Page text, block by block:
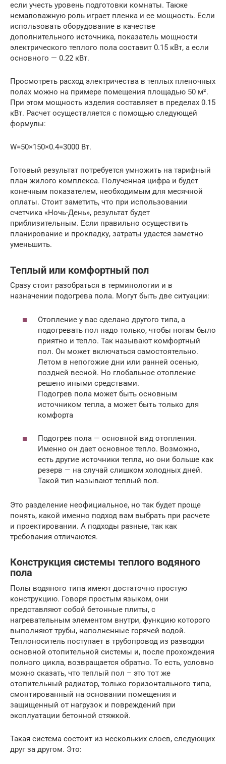
если учесть уровень подготовки комнаты. Также
немаловажную роль играет пленка и ее мощность. Если
использовать оборудование в качестве
дополнительного источника, показатель мощности
электрического теплого пола составит 0.15 кВт, а если
основного — 0.22 кВт.
Просмотреть расход электричества в теплых пленочных
полах можно на примере помещения площадью 50 м².
При этом мощность изделия составляет в пределах 0.15
кВт. Расчет осуществляется с помощью следующей
формулы:
W=50×150×0.4=3000 Вт.
Готовый результат потребуется умножить на тарифный
план жилого комплекса. Полученная цифра и будет
конечным показателем, необходимым для месячной
оплаты. Стоит заметить, что при использовании
счетчика «Ночь-День», результат будет
приблизительным. Если правильно осуществить
планирование и прокладку, затраты удастся заметно
уменьшить.
Теплый или комфортный пол
Сразу стоит разобраться в терминологии и в
назначении подогрева пола. Могут быть две ситуации:
Отопление у вас сделано другого типа, а
подогревать пол надо только, чтобы ногам было
приятно и тепло. Так называют комфортный
пол. Он может включаться самостоятельно.
Летом в непогожие дни или ранней осенью,
поздней весной. Но глобальное отопление
решено иными средствами.
Подогрев пола может быть основным
источником тепла, а может быть только для
комфорта
Подогрев пола — основной вид отопления.
Именно он дает основное тепло. Возможно,
есть другие источники тепла, но они больше как
резерв — на случай слишком холодных дней.
Такой тип называют теплый пол.
Это разделение неофициальное, но так будет проще
понять, какой именно подход вам выбрать при расчете
и проектировании. А подходы разные, так как
требования отличаются.
Конструкция системы теплого водяного
пола
Полы водяного типа имеют достаточно простую
конструкцию. Говоря простым языком, они
представляют собой бетонные плиты, с
нагревательным элементом внутри, функцию которого
выполняют трубы, наполненные горячей водой.
Теплоноситель поступает в трубопровод из разводки
основной отопительной системы и, после прохождения
полного цикла, возвращается обратно. То есть, условно
можно сказать, что теплый пол – это тот же
отопительный радиатор, только горизонтального типа,
смонтированный на основании помещения и
защищенный от нагрузок и повреждений при
эксплуатации бетонной стяжкой.
Такая система состоит из нескольких слоев, следующих
друг за другом. Это: